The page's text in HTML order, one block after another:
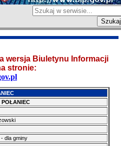
Szukaj
wersja Biuletynu Informacji
stronie:
POŁANIEC
dla gminy